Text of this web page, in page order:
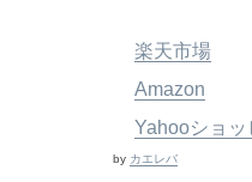
楽天市場
Amazon
Yahooショッ
by カエレバ